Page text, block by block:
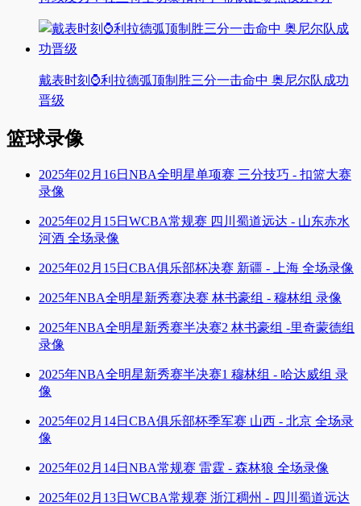
戴表时刻⌚利拉德弧顶制胜三分一击命中 奥尼尔队成功
晋级
篮球录像
2025年02月16日NBA全明星单项赛 三分技巧 - 扣篮大赛
录像
2025年02月15日WCBA常规赛 四川蜀道远达 - 山东赤水
河酒 全场录像
2025年02月15日CBA俱乐部杯决赛 新疆 - 上海 全场录像
2025年NBA全明星新秀赛决赛 林书豪组 - 穆林组 录像
2025年NBA全明星新秀赛半决赛2 林书豪组 -里奇蒙德组
录像
2025年NBA全明星新秀赛半决赛1 穆林组 - 哈达威组 录
像
2025年02月14日CBA俱乐部杯季军赛 山西 - 北京 全场录
像
2025年02月14日NBA常规赛 雷霆 - 森林狼 全场录像
2025年02月13日WCBA常规赛 浙江稠州 - 四川蜀道远达